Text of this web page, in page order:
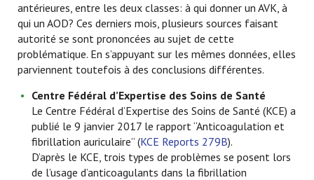
antérieures, entre les deux classes: à qui donner un AVK, à
qui un AOD? Ces derniers mois, plusieurs sources faisant
autorité se sont prononcées au sujet de cette
problématique. En s’appuyant sur les mêmes données, elles
parviennent toutefois à des conclusions différentes.
Centre Fédéral d’Expertise des Soins de Santé
Le Centre Fédéral d’Expertise des Soins de Santé (KCE) a
publié le 9 janvier 2017 le rapport “Anticoagulation et
fibrillation auriculaire” (KCE Reports 279B).
D’après le KCE, trois types de problèmes se posent lors
de l’usage d’anticoagulants dans la fibrillation